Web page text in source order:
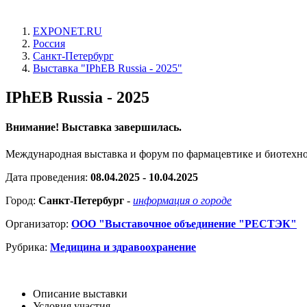
EXPONET.RU
Россия
Санкт-Петербург
Выставка "IPhEB Russia - 2025"
IPhEB Russia - 2025
Внимание! Выставка завершилась.
Международная выставка и форум по фармацевтике и
Дата проведения: 08.04.2025 - 10.04.2025
Город: Санкт-Петербург - информация о городе
Организатор: ООО "Выставочное объединение "РЕСТЭК"
Рубрика: Медицина и здравоохранение
Описание выставки